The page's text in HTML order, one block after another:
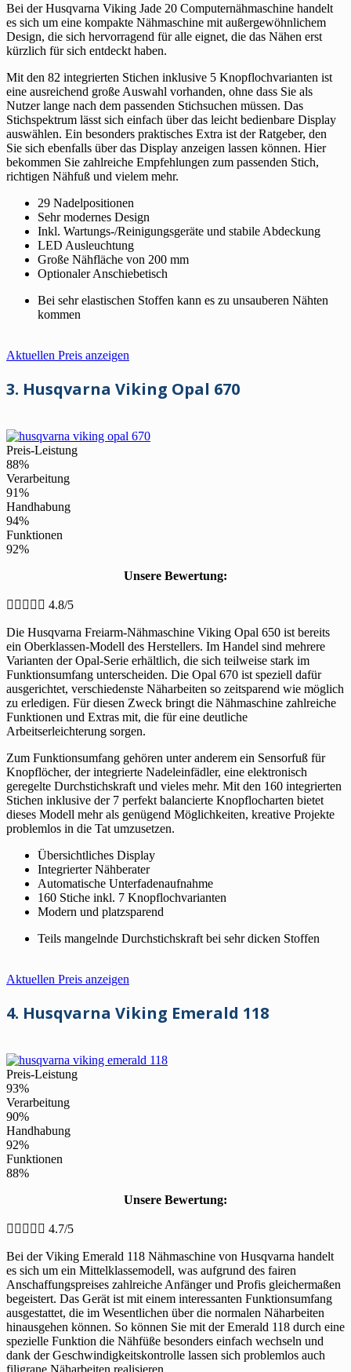
Bei der Husqvarna Viking Jade 20 Computernähmaschine handelt
es sich um eine kompakte Nähmaschine mit außergewöhnlichem
Design, die sich hervorragend für alle eignet, die das Nähen erst
kürzlich für sich entdeckt haben.
Mit den 82 integrierten Stichen inklusive 5 Knopflochvarianten ist
eine ausreichend große Auswahl vorhanden, ohne dass Sie als
Nutzer lange nach dem passenden Stichsuchen müssen. Das
Stichspektrum lässt sich einfach über das leicht bedienbare Display
auswählen. Ein besonders praktisches Extra ist der Ratgeber, den
Sie sich ebenfalls über das Display anzeigen lassen können. Hier
bekommen Sie zahlreiche Empfehlungen zum passenden Stich,
richtigen Nähfuß und vielem mehr.
29 Nadelpositionen
Sehr modernes Design
Inkl. Wartungs-/Reinigungsgeräte und stabile Abdeckung
LED Ausleuchtung
Große Nähfläche von 200 mm
Optionaler Anschiebetisch
Bei sehr elastischen Stoffen kann es zu unsauberen Nähten
kommen
Aktuellen Preis anzeigen
3. Husqvarna Viking Opal 670
Preis-Leistung
88%
Verarbeitung
91%
Handhabung
94%
Funktionen
92%
Unsere Bewertung:
     4.8/5
Die Husqvarna Freiarm-Nähmaschine Viking Opal 650 ist bereits
ein Oberklassen-Modell des Herstellers. Im Handel sind mehrere
Varianten der Opal-Serie erhältlich, die sich teilweise stark im
Funktionsumfang unterscheiden. Die Opal 670 ist speziell dafür
ausgerichtet, verschiedenste Näharbeiten so zeitsparend wie möglich
zu erledigen. Für diesen Zweck bringt die Nähmaschine zahlreiche
Funktionen und Extras mit, die für eine deutliche
Arbeitserleichterung sorgen.
Zum Funktionsumfang gehören unter anderem ein Sensorfuß für
Knopflöcher, der integrierte Nadeleinfädler, eine elektronisch
geregelte Durchstichskraft und vieles mehr. Mit den 160 integrierten
Stichen inklusive der 7 perfekt balancierte Knopflocharten bietet
dieses Modell mehr als genügend Möglichkeiten, kreative Projekte
problemlos in die Tat umzusetzen.
Übersichtliches Display
Integrierter Nähberater
Automatische Unterfadenaufnahme
160 Stiche inkl. 7 Knopflochvarianten
Modern und platzsparend
Teils mangelnde Durchstichskraft bei sehr dicken Stoffen
Aktuellen Preis anzeigen
4. Husqvarna Viking Emerald 118
Preis-Leistung
93%
Verarbeitung
90%
Handhabung
92%
Funktionen
88%
Unsere Bewertung:
     4.7/5
Bei der Viking Emerald 118 Nähmaschine von Husqvarna handelt
es sich um ein Mittelklassemodell, was aufgrund des fairen
Anschaffungspreises zahlreiche Anfänger und Profis gleichermaßen
begeistert. Das Gerät ist mit einem interessanten Funktionsumfang
ausgestattet, die im Wesentlichen über die normalen Näharbeiten
hinausgehen können. So können Sie mit der Emerald 118 durch eine
spezielle Funktion die Nähfüße besonders einfach wechseln und
dank der Geschwindigkeitskontrolle lassen sich problemlos auch
filigrane Näharbeiten realisieren.